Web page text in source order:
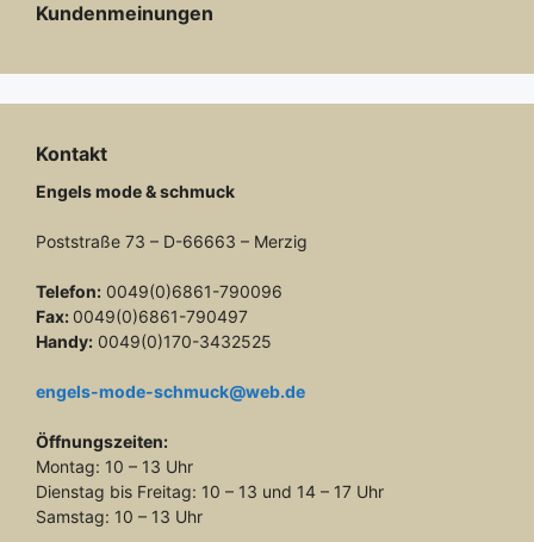
Kundenmeinungen
Kontakt
Engels mode & schmuck
Poststraße 73 – D-66663 – Merzig
Telefon: 0049(0)6861-790096
Fax: 0049(0)6861-790497
Handy: 0049(0)170-3432525
engels-mode-schmuck@web.de
Öffnungszeiten:
Montag: 10 – 13 Uhr
Dienstag bis Freitag: 10 – 13 und 14 – 17 Uhr
Samstag: 10 – 13 Uhr